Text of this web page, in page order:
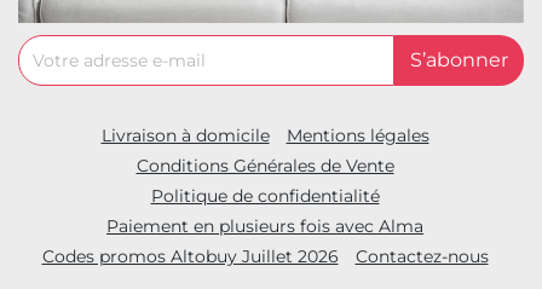
Livraison à domicile
Mentions légales
Conditions Générales de Vente
Politique de confidentialité
Paiement en plusieurs fois avec Alma
Codes promos Altobuy Juillet 2026
Contactez-nous